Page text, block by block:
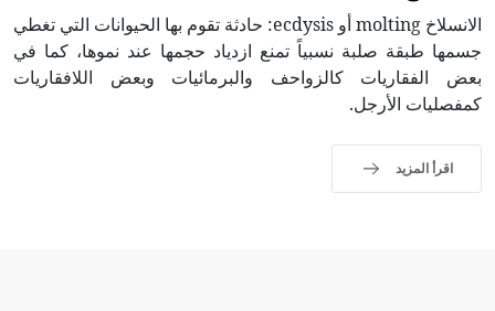
الانسلاخ molting أو ecdysis: حادثة تقوم بها الحيوانات التي تغطي
جسمها طبقة صلبة نسبياً تمنع ازدياد حجمها عند نموها، كما في
بعض الفقاريات كالزواحف والبرمائيات وبعض اللافقاريات
كمفصليات الأرجل.
اقرأ المزيد